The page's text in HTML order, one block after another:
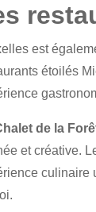
est
étoilés
de la
et créative.
culinaire